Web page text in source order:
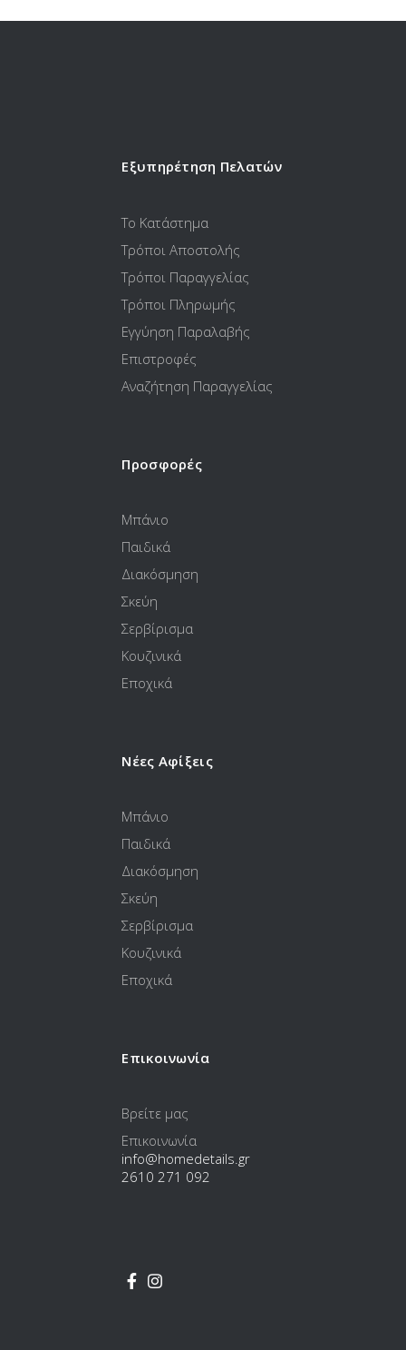
Εξυπηρέτηση Πελατών
Το Κατάστημα
Τρόποι Αποστολής
Τρόποι Παραγγελίας
Τρόποι Πληρωμής
Εγγύηση Παραλαβής
Επιστροφές
Αναζήτηση Παραγγελίας
Προσφορές
Μπάνιο
Παιδικά
Διακόσμηση
Σκεύη
Σερβίρισμα
Κουζινικά
Εποχικά
Νέες Αφίξεις
Μπάνιο
Παιδικά
Διακόσμηση
Σκεύη
Σερβίρισμα
Κουζινικά
Εποχικά
Επικοινωνία
Βρείτε μας
Επικοινωνία
info@homedetails.gr
2610 271 092